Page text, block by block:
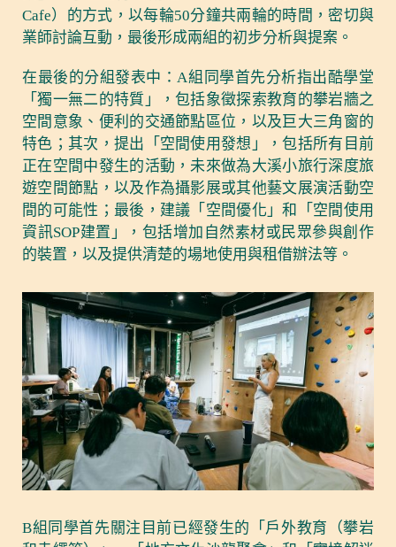
Cafe）的方式，以每輪50分鐘共兩輪的時間，密切與
業師討論互動，最後形成兩組的初步分析與提案。
在最後的分組發表中：A組同學首先分析指出酷學堂
「獨一無二的特質」，包括象徵探索教育的攀岩牆之
空間意象、便利的交通節點區位，以及巨大三角窗的
特色；其次，提出「空間使用發想」，包括所有目前
正在空間中發生的活動，未來做為大溪小旅行深度旅
遊空間節點，以及作為攝影展或其他藝文展演活動空
間的可能性；最後，建議「空間優化」和「空間使用
資訊SOP建置」，包括增加自然素材或民眾參與創作
的裝置，以及提供清楚的場地使用與租借辦法等。
B組同學首先關注目前已經發生的「戶外教育（攀岩